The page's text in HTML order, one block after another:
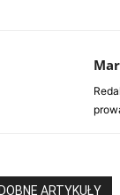
ARTYKUŁY